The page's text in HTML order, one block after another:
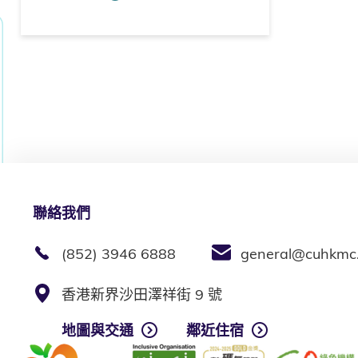
聯絡我們
(852) 3946 6888
香港新界沙田澤祥街 9 號
地圖與交通
鄰近住宿